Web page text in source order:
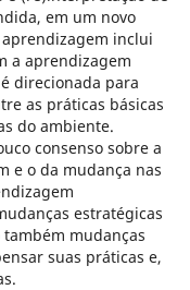
em um novo
inclui
a aprendizagem
direcionada para
as práticas básicas
do ambiente.
consenso sobre a
e o da mudança nas
estratégicas
mudanças
suas práticas e,